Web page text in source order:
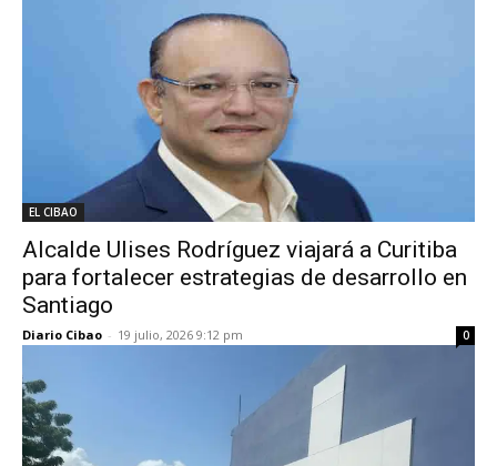
EL CIBAO
Alcalde Ulises Rodríguez viajará a Curitiba
para fortalecer estrategias de desarrollo en
Santiago
Diario Cibao - 19 julio, 2026 9:12 pm 0